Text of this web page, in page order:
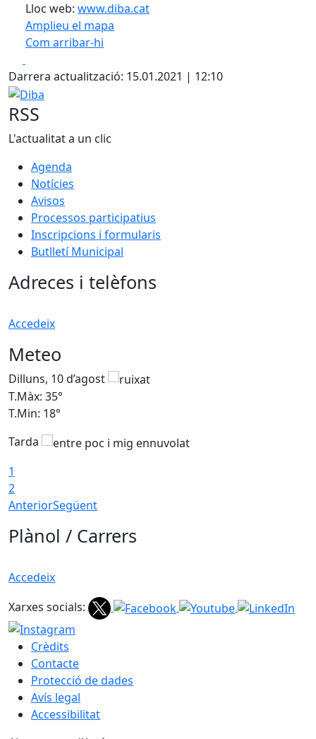
Lloc web: www.diba.cat
Amplieu el mapa
Com arribar-hi
+
−
Darrera actualització: 15.01.2021 | 12:10
Diba
RSS
L'actualitat a un clic
Agenda
Notícies
Avisos
Processos participatius
Inscripcions i formularis
Butlletí Municipal
Adreces i telèfons
Accedeix
Meteo
Dilluns, 10 d’agost
T.Màx: 35°
T.Min: 18°
Tarda
1
2
AnteriorSegüent
Plànol / Carrers
Accedeix
Xarxes socials:
Crèdits
Contacte
Protecció de dades
Avís legal
Accessibilitat